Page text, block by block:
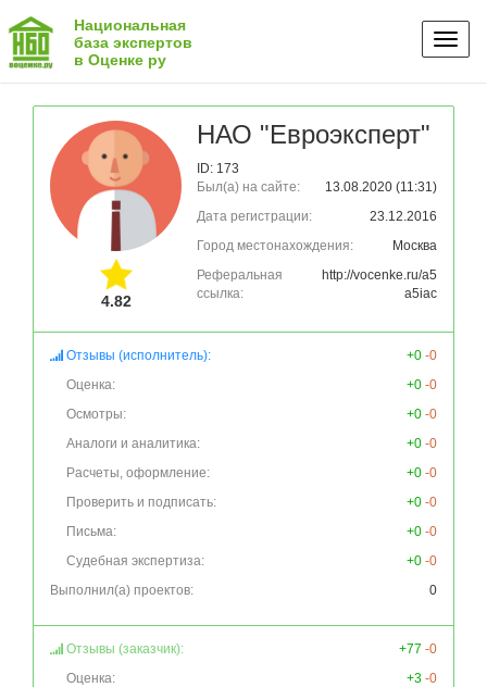
Национальная
база экспертов
в Оценке ру
4.82
НАО "Евроэксперт"
ID: 173
Был(а) на сайте:
13.08.2020 (11:31)
Дата регистрации:
23.12.2016
Город местонахождения:
Москва
Реферальная
ссылка:
http://vocenke.ru/a5
a5iac
Отзывы (исполнитель): +0 -0
Оценка:
+0 -0
Осмотры:
+0 -0
Аналоги и аналитика:
+0 -0
Расчеты, оформление:
+0 -0
Проверить и подписать:
+0 -0
Письма:
+0 -0
Судебная экспертиза:
+0 -0
Выполнил(а) проектов:
0
Отзывы (заказчик): +77 -0
Оценка:
+3 -0